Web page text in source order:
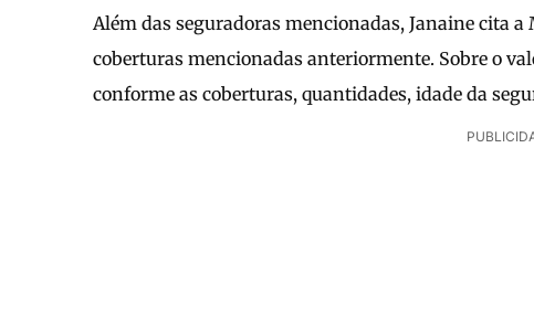
Além das seguradoras mencionadas, Janaine cita
coberturas mencionadas anteriormente. Sobre o
conforme as coberturas, quantidades, idade da